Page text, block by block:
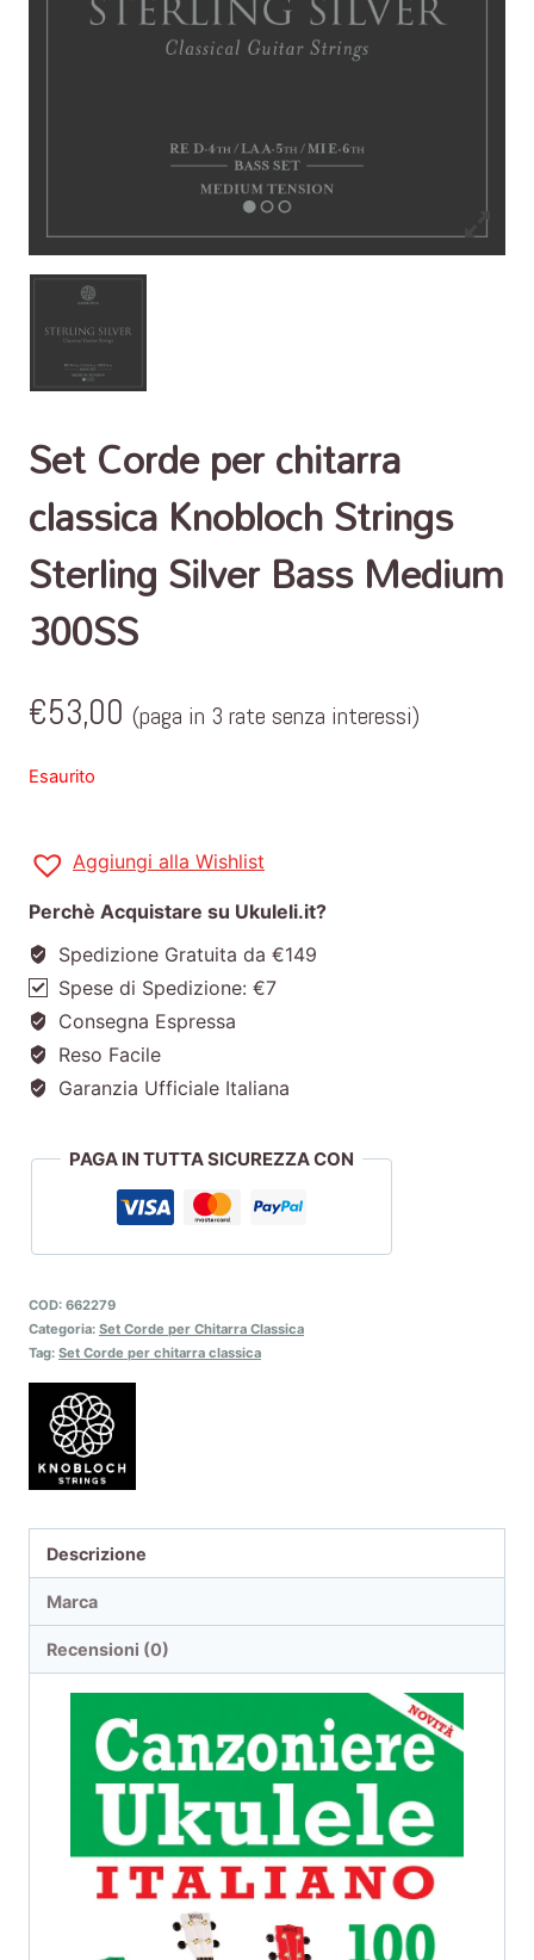
Set Corde per chitarra
classica Knobloch Strings
Sterling Silver Bass Medium
300SS
€53,00 (paga in 3 rate senza interessi)
Esaurito
Aggiungi alla Wishlist
Perchè Acquistare su Ukuleli.it?
Spedizione Gratuita da €149
Spese di Spedizione: €7
Consegna Espressa
Reso Facile
Garanzia Ufficiale Italiana
PAGA IN TUTTA SICUREZZA CON
COD: 662279
Categoria: Set Corde per Chitarra Classica
Tag: Set Corde per chitarra classica
Descrizione
Marca
Recensioni (0)